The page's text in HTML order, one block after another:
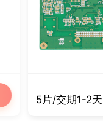
5片/交期1-2天:￥